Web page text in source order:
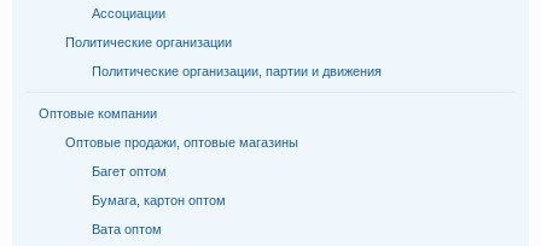
Ассоциации
Политические организации
Политические организации, партии и движения
Оптовые компании
Оптовые продажи, оптовые магазины
Багет оптом
Бумага, картон оптом
Вата оптом